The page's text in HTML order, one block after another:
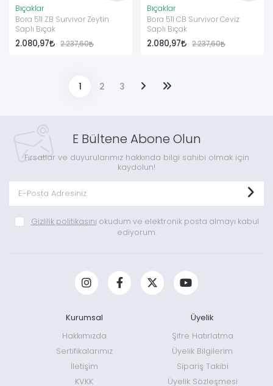
Bıçaklar
Bora 511 ZB Survivor Zeytin
Saplı Bıçak
2.080,97 2.237,60
Bıçaklar
Bora 511 CB Survivor Ceviz
Saplı Bıçak
2.080,97 2.237,60
1 2 3
E Bültene Abone Olun
Fırsatlar ve duyurularımız hakkında bilgi sahibi olmak için
kaydolun!
Gizlilik politikasını okudum ve elektronik posta almayı kabul
ediyorum.
Kurumsal
Hakkımızda
Sertifikalarımız
İletişim
KVKK
Üyelik
Şifre Hatırlatma
Üyelik Bilgilerim
Sipariş Takibi
Üyelik Sözleşmesi